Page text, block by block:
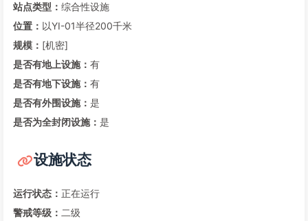
站点类型： 综合性设施
位置： 以YI-01半径200千米
规模： [机密]
是否有地上设施： 有
是否有地下设施： 有
是否有外围设施： 是
是否为全封闭设施： 是
设施状态
运行状态： 正在运行
警戒等级： 二级